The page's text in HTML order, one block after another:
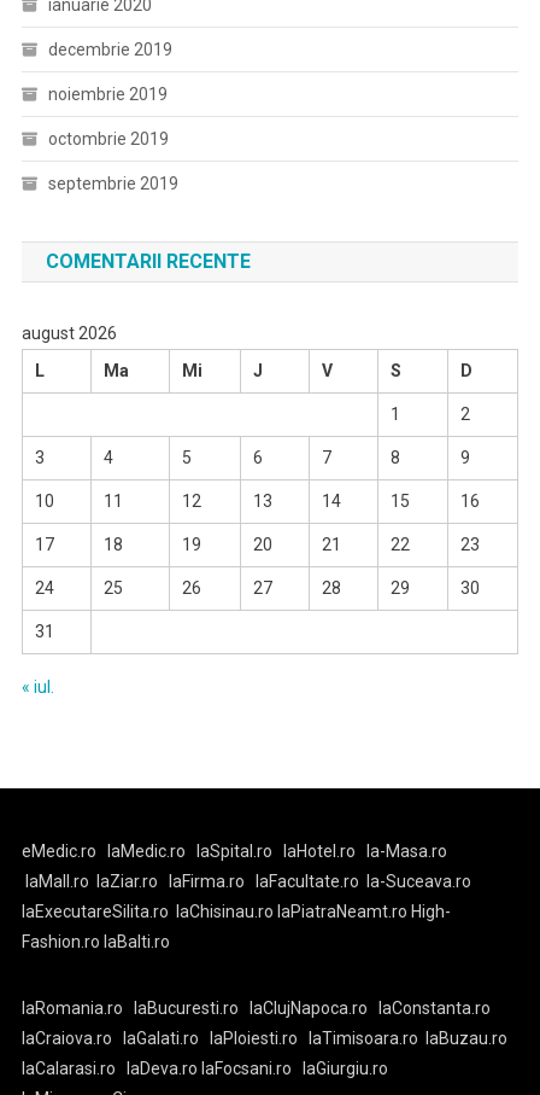
ianuarie 2020
decembrie 2019
noiembrie 2019
octombrie 2019
septembrie 2019
COMENTARII RECENTE
august 2026
L
Ma Mi J V S D
1 2
3 4 5 6 7 8 9
10 11 12 13 14 15 16
17 18 19 20 21 22 23
24 25 26 27 28 29 30
31
« iul.
eMedic.ro laMedic.ro laSpital.ro laHotel.ro
la-Masa.ro
laMall.ro
laZiar.ro laFirma.ro laFacultate.ro
la-Suceava.ro
laExecutareSilita.ro
laChisinau.ro laPiatraNeamt.ro High-
Fashion.ro laBalti.ro
laRomania.ro laBucuresti.ro laClujNapoca.ro
laConstanta.ro
laCraiova.ro
laGalati.ro laPloiesti.ro laTimisoara.ro
laBuzau.ro
laCalarasi.ro
laDeva.ro laFocsani.ro
laGiurgiu.ro